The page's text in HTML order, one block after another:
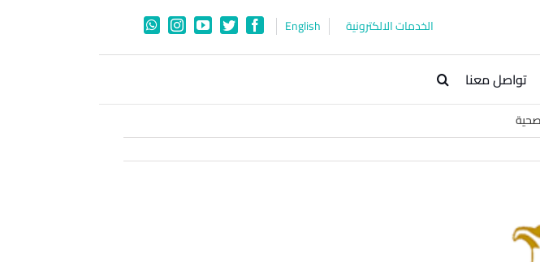
الخدمات الالكترونية English
Facebook
Twitter
YouTube
Instagram
WhatsApp
تواصل معنا